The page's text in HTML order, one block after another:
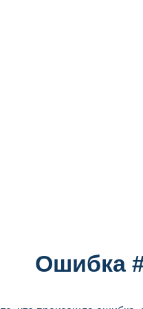
Ошибка